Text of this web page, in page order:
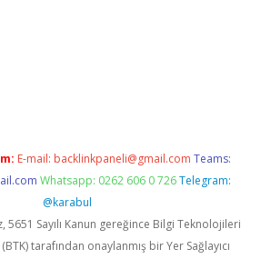
E-mail: backlinkpaneli@gmail.com Teams:
Whatsapp: 0262 606 0 726 Telegram:
@karabul
5651 Sayılı Kanun gereğince Bilgi Teknolojileri
tarafından onaylanmış bir Yer Sağlayıcı